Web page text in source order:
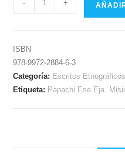
- +
ISBN
978-9972-2884-6-3
Categoría: Escritos Etnográficos
Etiqueta: Papachi Ese Eja.